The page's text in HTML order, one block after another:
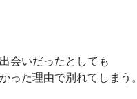
会いだったとしても
った理由で別れてしまう。